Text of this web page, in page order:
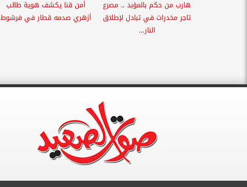
هارب من حكم بالمؤبد .. مصرع
تاجر مخدرات في تبادل لإطلاق
النار...
أمن قنا يكشف هوية طالب
أزهري صدمه قطار في فرشوط